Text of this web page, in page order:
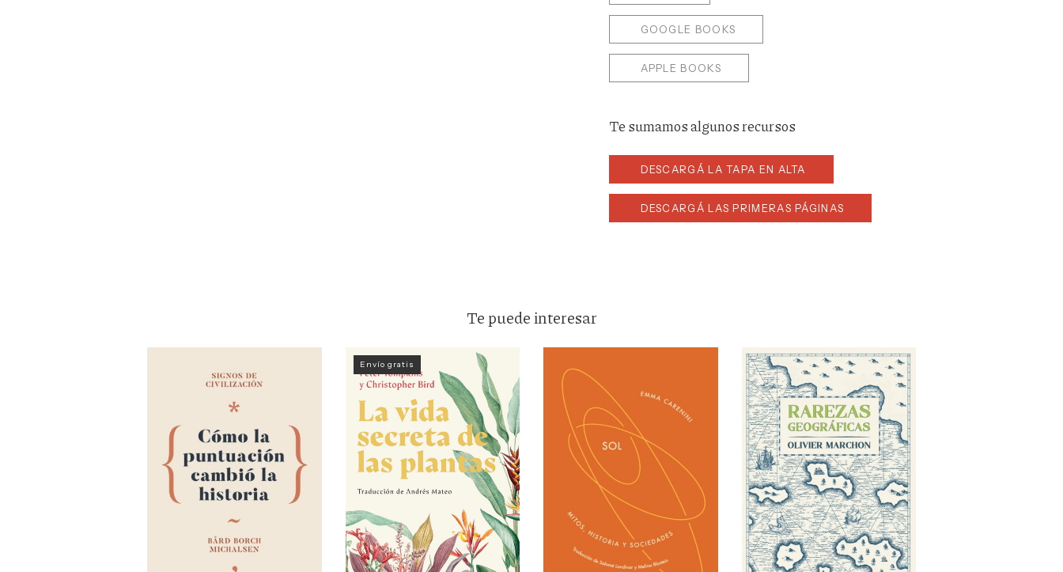
GOOGLE BOOKS
APPLE BOOKS
Te sumamos algunos recursos
DESCARGÁ LA TAPA EN ALTA
DESCARGÁ LAS PRIMERAS PÁGINAS
Te puede interesar
Envío gratis